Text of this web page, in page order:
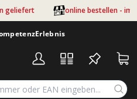
geliefert online bestellen - im
Erlebnis